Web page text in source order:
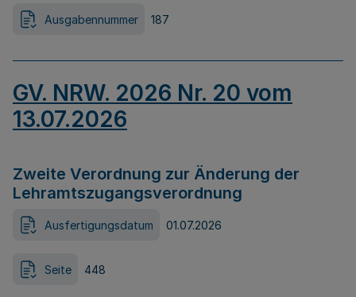
Ausgabennummer 187
GV. NRW. 2026 Nr. 20 vom
13.07.2026
Zweite Verordnung zur Änderung der
Lehramtszugangsverordnung
Ausfertigungsdatum 01.07.2026
Seite 448